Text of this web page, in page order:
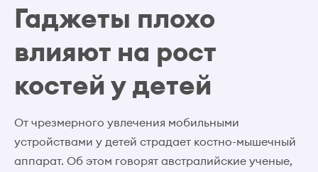
Гаджеты плохо
влияют на рост
костей у детей
От чрезмерного увлечения мобильными
устройствами у детей страдает костно-мышечный
аппарат. Об этом говорят австралийские ученые,